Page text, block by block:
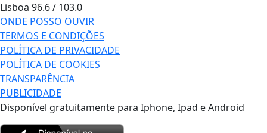
Lisboa 96.6 / 103.0
ONDE POSSO OUVIR
TERMOS E CONDIÇÕES
POLÍTICA DE PRIVACIDADE
POLÍTICA DE COOKIES
TRANSPARÊNCIA
PUBLICIDADE
Disponível gratuitamente para Iphone, Ipad e Android